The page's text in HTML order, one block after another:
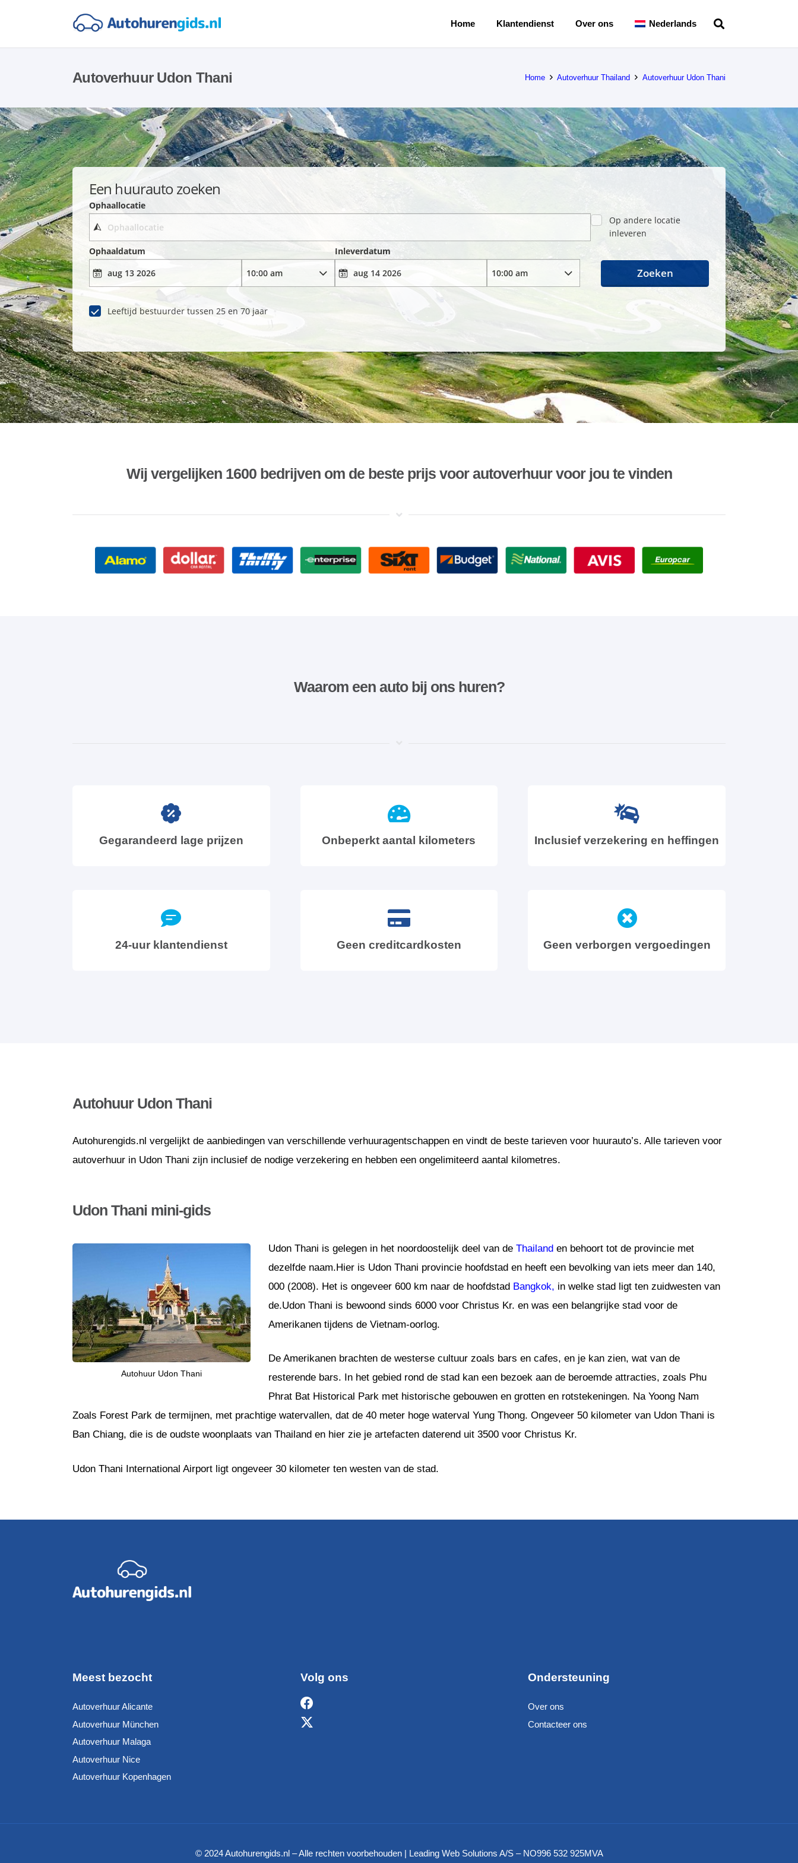
Home Klantendienst Over ons Nederlands
Autoverhuur Udon Thani Home Autoverhuur Thailand Autoverhuur Udon Thani
Een huurauto zoeken
Ophaallocatie
Op andere locatie
inleveren
Ophaaldatum
Inleverdatum
Leeftijd bestuurder tussen 25 en 70 jaar
Zoeken
Wij vergelijken 1600 bedrijven om de beste prijs voor autoverhuur voor jou te vinden
Waarom een ​​auto bij ons huren?
Gegarandeerd lage prijzen Onbeperkt aantal kilometers Inclusief verzekering en heffingen
24-uur klantendienst Geen creditcardkosten Geen verborgen vergoedingen
Autohuur Udon Thani
Autohurengids.nl vergelijkt de aanbiedingen van verschillende verhuuragentschappen en vindt de beste tarieven voor huurauto’s. Alle tarieven voor
autoverhuur in Udon Thani zijn inclusief de nodige verzekering en hebben een ongelimiteerd aantal kilometres.
Udon Thani mini-gids
Autohuur Udon Thani
Udon Thani is gelegen in het noordoostelijk deel van de Thailand en behoort tot de provincie met
dezelfde naam.Hier is Udon Thani provincie hoofdstad en heeft een bevolking van iets meer dan 140,
000 (2008). Het is ongeveer 600 km naar de hoofdstad Bangkok, in welke stad ligt ten zuidwesten van
de.Udon Thani is bewoond sinds 6000 voor Christus Kr. en was een belangrijke stad voor de
Amerikanen tijdens de Vietnam-oorlog.
De Amerikanen brachten de westerse cultuur zoals bars en cafes, en je kan zien, wat van de
resterende bars. In het gebied rond de stad kan een bezoek aan de beroemde attracties, zoals Phu
Phrat Bat Historical Park met historische gebouwen en grotten en rotstekeningen. Na Yoong Nam
Zoals Forest Park de termijnen, met prachtige watervallen, dat de 40 meter hoge waterval Yung Thong. Ongeveer 50 kilometer van Udon Thani is
Ban Chiang, die is de oudste woonplaats van Thailand en hier zie je artefacten daterend uit 3500 voor Christus Kr.
Udon Thani International Airport ligt ongeveer 30 kilometer ten westen van de stad.
Meest bezocht
Autoverhuur Alicante
Autoverhuur München
Autoverhuur Malaga
Autoverhuur Nice
Autoverhuur Kopenhagen
Volg ons Ondersteuning
Over ons
Contacteer ons
© 2024 Autohurengids.nl – Alle rechten voorbehouden | Leading Web Solutions A/S – NO996 532 925MVA